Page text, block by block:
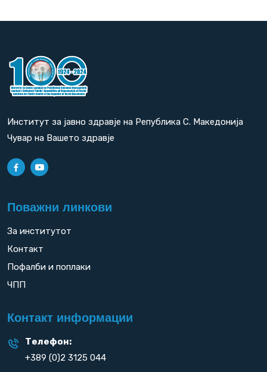
Институт за јавно здравје на Република С. Македонија
Чувар на Вашето здравје
Поважни линкови
За институтот
Контакт
Пофалби и поплаки
ЧПП
Контакт информации
Телефон:
+389 (0)2 3125 044